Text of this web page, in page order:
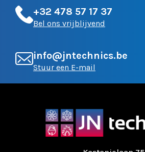
+32 478 57 17 37
Bel ons vrijblijvend
info@jntechnics.be
Stuur een E-mail